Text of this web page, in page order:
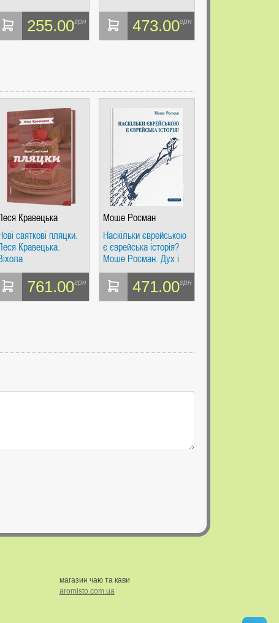
255.00грн 473.00грн
Кравецька
святкові пляцки.
Кравецька.
761.00грн
Моше Росман
Наскільки єврейською
є єврейська історія?
Моше Росман. Дух і
Літера
471.00грн
магазин чаю та кави
aromisto.com.ua